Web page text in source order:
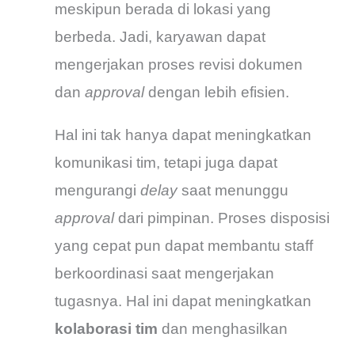
meskipun berada di lokasi yang
berbeda. Jadi, karyawan dapat
mengerjakan proses revisi dokumen
danapproval dengan lebih efisien.
Hal ini tak hanya dapat meningkatkan
komunikasi tim, tetapi juga dapat
mengurangidelay saat menunggu
approval dari pimpinan. Proses disposisi
yang cepat pun dapat membantu staff
berkoordinasi saat mengerjakan
tugasnya. Hal ini dapat meningkatkan
kolaborasi tim dan menghasilkan